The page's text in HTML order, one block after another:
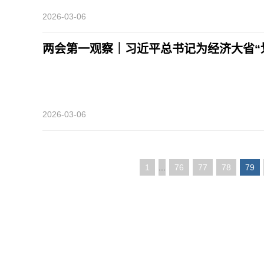
2026-03-06
两会第一观察｜习近平总书记为经济大省“
2026-03-06
1 76 77 78 79